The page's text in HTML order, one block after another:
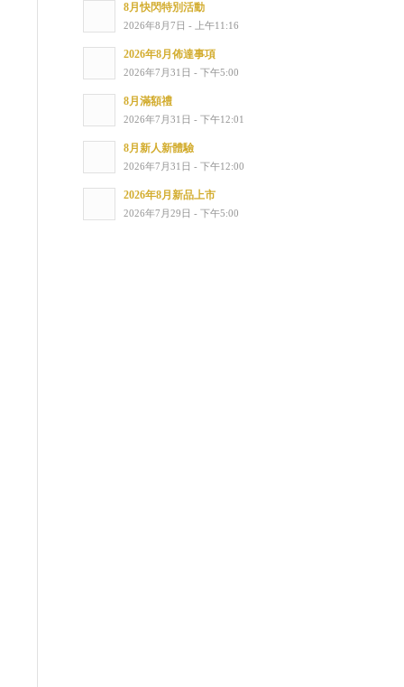
8月快閃特別活動
2026年8月7日 - 上午11:16
2026年8月佈達事項
2026年7月31日 - 下午5:00
8月滿額禮
2026年7月31日 - 下午12:01
8月新人新體驗
2026年7月31日 - 下午12:00
2026年8月新品上市
2026年7月29日 - 下午5:00